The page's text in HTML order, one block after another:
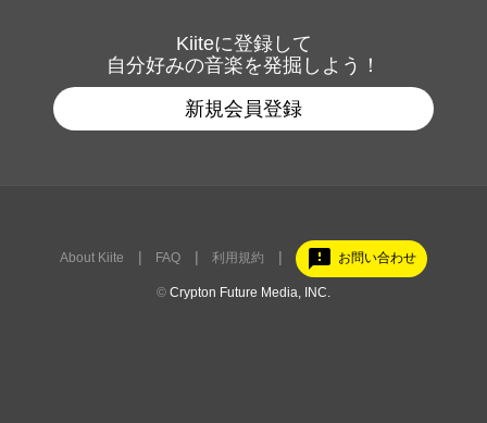
Kiiteに登録して
自分好みの音楽を発掘しよう！
新規会員登録
About Kiite FAQ 利用規約 feedback お問い合わせ
© Crypton Future Media, INC.